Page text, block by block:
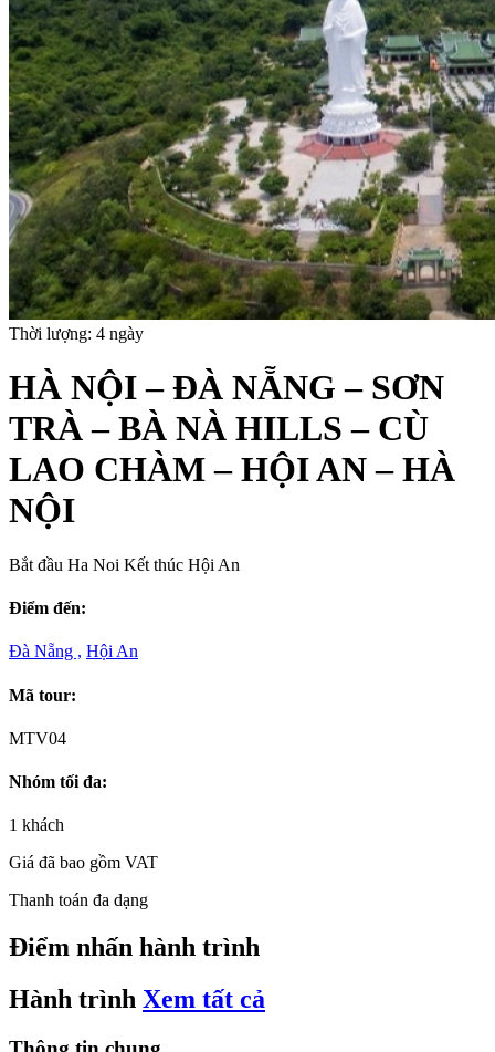
Thời lượng: 4 ngày
HÀ NỘI – ĐÀ NẴNG – SƠN
TRÀ – BÀ NÀ HILLS – CÙ
LAO CHÀM – HỘI AN – HÀ
NỘI
Bắt đầu Ha Noi Kết thúc Hội An
Điểm đến:
Đà Nẵng , Hội An
Mã tour:
MTV04
Nhóm tối đa:
1 khách
Giá đã bao gồm VAT
Thanh toán đa dạng
Điểm nhấn hành trình
Hành trình Xem tất cả